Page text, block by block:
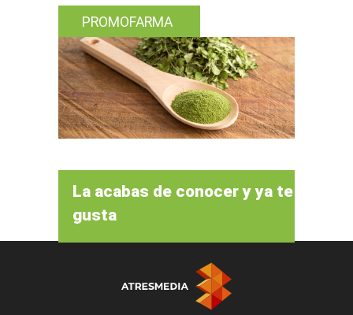
PROMOFARMA
La acabas de conocer y ya te
gusta